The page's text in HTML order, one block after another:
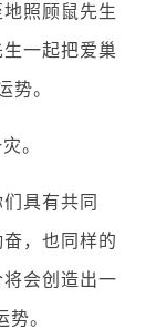
照顾鼠先生
一起把爱巢
势。
。
具有共同
，也同样的
会创造出一
。